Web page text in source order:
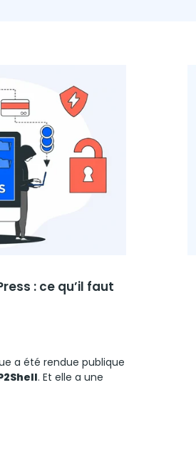
: ce qu’il faut
a été rendue publique
. Et elle a une